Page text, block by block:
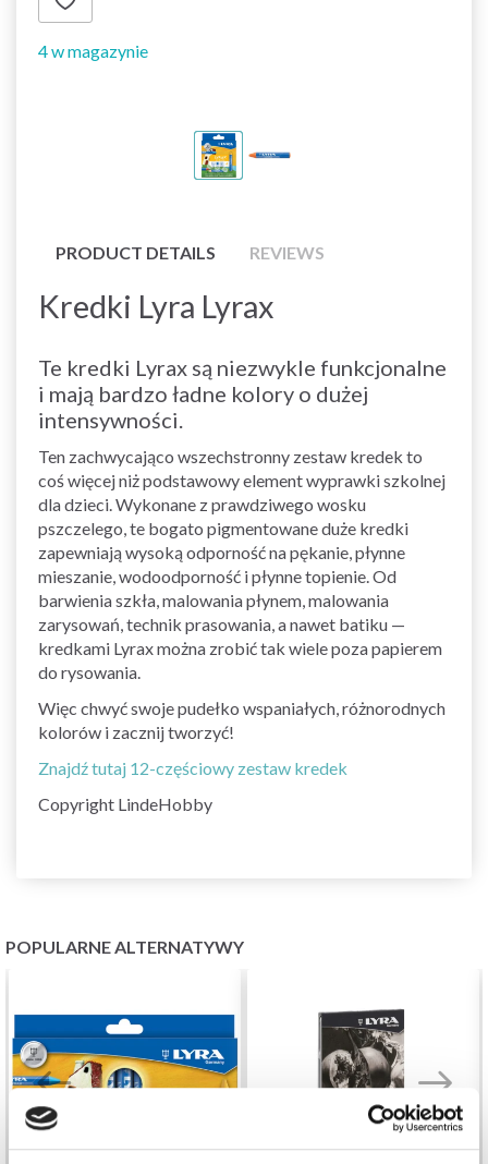
4 w magazynie
PRODUCT DETAILS REVIEWS
Kredki Lyra Lyrax
Te kredki Lyrax są niezwykle funkcjonalne
i mają bardzo ładne kolory o dużej
intensywności.
Ten zachwycająco wszechstronny zestaw kredek to
coś więcej niż podstawowy element wyprawki szkolnej
dla dzieci. Wykonane z prawdziwego wosku
pszczelego, te bogato pigmentowane duże kredki
zapewniają wysoką odporność na pękanie, płynne
mieszanie, wodoodporność i płynne topienie. Od
barwienia szkła, malowania płynem, malowania
zarysowań, technik prasowania, a nawet batiku —
kredkami Lyrax można zrobić tak wiele poza papierem
do rysowania.
Więc chwyć swoje pudełko wspaniałych, różnorodnych
kolorów i zacznij tworzyć!
Znajdź tutaj 12-częściowy zestaw kredek
Copyright LindeHobby
POPULARNE ALTERNATYWY